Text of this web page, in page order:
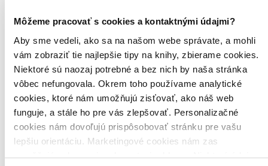
Môžeme pracovať s cookies a kontaktnými údajmi?
Aby sme vedeli, ako sa na našom webe správate, a mohli
vám zobraziť tie najlepšie tipy na knihy, zbierame cookies.
Niektoré sú naozaj potrebné a bez nich by naša stránka
vôbec nefungovala. Okrem toho používame analytické
cookies, ktoré nám umožňujú zisťovať, ako náš web
funguje, a stále ho pre vás zlepšovať. Personalizačné
cookies nám dovoľujú prispôsobovať stránku pre vašu
lepšiu orientáciu. Marketingové cookies nám zas
umožňujú zobrazenie relevantnej reklamy. Niektoré údaje
Top hodnotené
Novinky
Najdrahšie
Najlacnejšie
Najvyššia zľava
Použité filtre
Zrušiť filtre
dostupné Vydavateľstvo Vodnář